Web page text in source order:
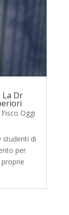
La Dr
Fisco Oggi
studenti di
per